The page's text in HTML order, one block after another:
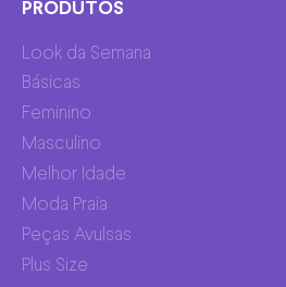
PRODUTOS
Look da Semana
Básicas
Feminino
Masculino
Melhor Idade
Moda Praia
Peças Avulsas
Plus Size